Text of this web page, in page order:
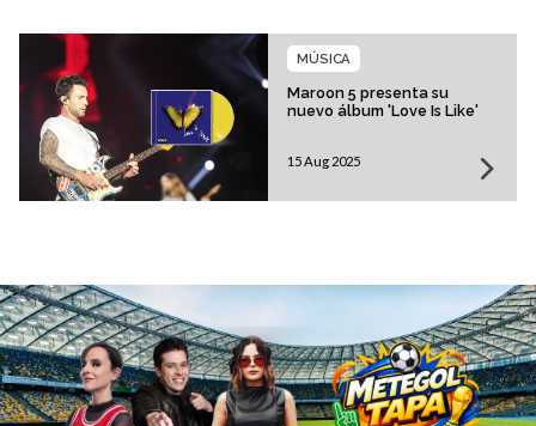
Maroon 5 presenta su
nuevo álbum 'Love Is Like'
MÚSICA
15 Aug 2025